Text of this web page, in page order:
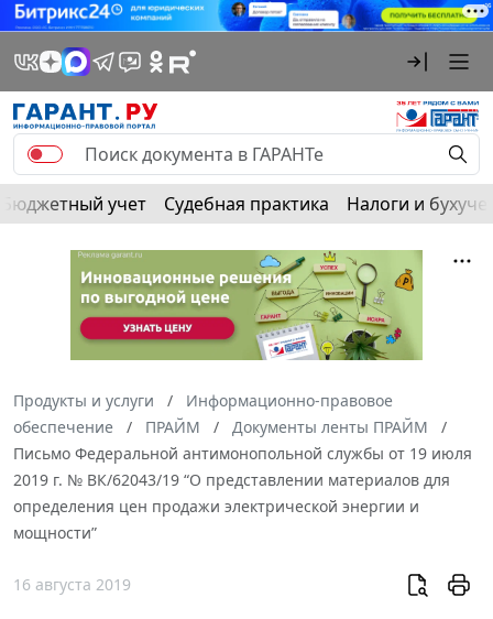
Бюджетный учет Судебная практика Налоги и
Продукты и услуги
Информационно-правовое
обеспечение
ПРАЙМ
Документы ленты ПРАЙМ
Письмо Федеральной антимонопольной службы от 19 июля
2019 г. № ВК/62043/19 “О представлении материалов для
определения цен продажи электрической энергии и
мощности”
16 августа 2019